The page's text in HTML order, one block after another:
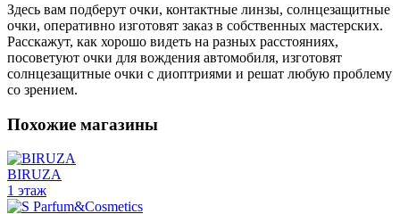
Здесь вам подберут очки, контактные линзы, солнцезащитные
очки, оперативно изготовят заказ в собственных мастерских.
Расскажут, как хорошо видеть на разных расстояниях,
посоветуют очки для вождения автомобиля, изготовят
солнцезащитные очки с диоптриями и решат любую проблему
со зрением.
Похожие магазины
BIRUZA
1 этаж